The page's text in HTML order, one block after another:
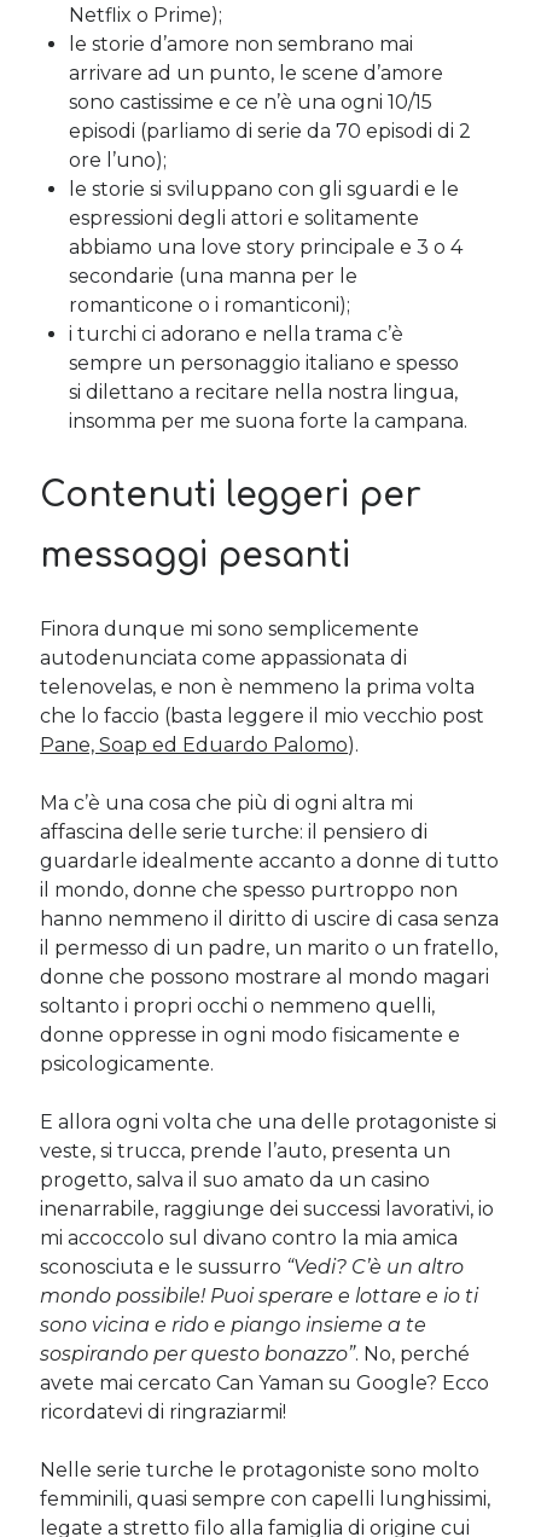
Netflix o Prime);
le storie d’amore non sembrano mai
arrivare ad un punto, le scene d’amore
sono castissime e ce n’è una ogni 10/15
episodi (parliamo di serie da 70 episodi di 2
ore l’uno);
le storie si sviluppano con gli sguardi e le
espressioni degli attori e solitamente
abbiamo una love story principale e 3 o 4
secondarie (una manna per le
romanticone o i romanticoni);
i turchi ci adorano e nella trama c’è
sempre un personaggio italiano e spesso
si dilettano a recitare nella nostra lingua,
insomma per me suona forte la campana.
Contenuti leggeri per
messaggi pesanti
Finora dunque mi sono semplicemente
autodenunciata come appassionata di
telenovelas, e non è nemmeno la prima volta
che lo faccio (basta leggere il mio vecchio post
Pane, Soap ed Eduardo Palomo).
Ma c’è una cosa che più di ogni altra mi
affascina delle serie turche: il pensiero di
guardarle idealmente accanto a donne di tutto
il mondo, donne che spesso purtroppo non
hanno nemmeno il diritto di uscire di casa senza
il permesso di un padre, un marito o un fratello,
donne che possono mostrare al mondo magari
soltanto i propri occhi o nemmeno quelli,
donne oppresse in ogni modo fisicamente e
psicologicamente.
E allora ogni volta che una delle protagoniste si
veste, si trucca, prende l’auto, presenta un
progetto, salva il suo amato da un casino
inenarrabile, raggiunge dei successi lavorativi, io
mi accoccolo sul divano contro la mia amica
sconosciuta e le sussurro “Vedi? C’è un altro
mondo possibile! Puoi sperare e lottare e io ti
sono vicina e rido e piango insieme a te
sospirando per questo bonazzo”. No, perché
avete mai cercato Can Yaman su Google? Ecco
ricordatevi di ringraziarmi!
Nelle serie turche le protagoniste sono molto
femminili, quasi sempre con capelli lunghissimi,
legate a stretto filo alla famiglia di origine cui